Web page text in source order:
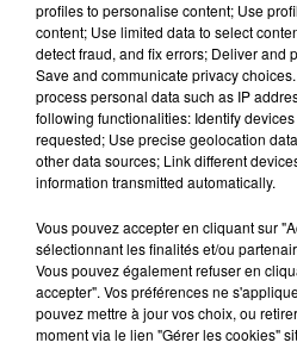
profiles to personalise content; Use
content; Use limited data to select
detect fraud, and fix errors; Deliver and
Save and communicate privacy
process personal data such as IP
following functionalities: Identify
requested; Use precise geolocation
other data sources; Link different
information transmitted automatically.
Vous pouvez accepter en cliquant sur
sélectionnant les finalités et/ou
Vous pouvez également refuser en
accepter". Vos préférences ne
pouvez mettre à jour vos choix, ou
moment via le lien "Gérer les cookies"